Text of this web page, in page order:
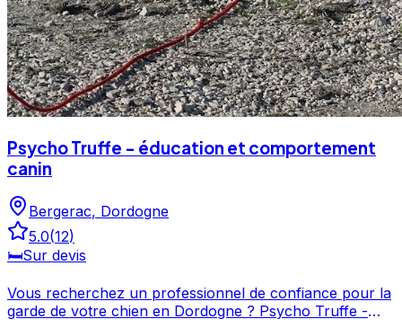
Psycho Truffe - éducation et comportement
canin
Bergerac, Dordogne
5.0(12)
🛏️Sur devis
Vous recherchez un professionnel de confiance pour la
garde de votre chien en Dordogne ? Psycho Truffe -